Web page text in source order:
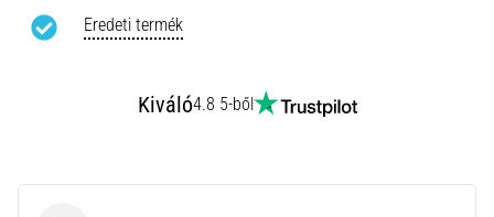
gyakori
egészségügyi
Minden cikk
Eredeti termék
Kiváló4.8 5-ből